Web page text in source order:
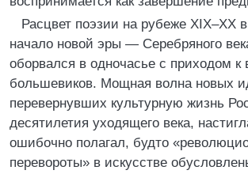
Расцвет поэзии на рубеже XIX–XX
начало новой эры — Серебряного
оборвался в одночасье с приходом к
большевиков. Мощная волна новых
перевернувших культурную жизнь
десятилетия уходящего века,
ошибочно полагал, будто
перевороты» в искусстве